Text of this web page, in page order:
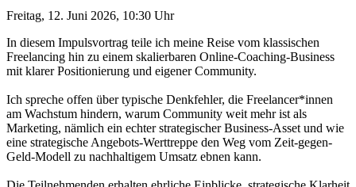
Freitag, 12. Juni 2026, 10:30 Uhr
In diesem Impulsvortrag teile ich meine Reise vom klassischen
Freelancing hin zu einem skalierbaren Online-Coaching-Business
mit klarer Positionierung und eigener Community.
Ich spreche offen über typische Denkfehler, die Freelancer*innen
am Wachstum hindern, warum Community weit mehr ist als
Marketing, nämlich ein echter strategischer Business-Asset und wie
eine strategische Angebots-Werttreppe den Weg vom Zeit-gegen-
Geld-Modell zu nachhaltigem Umsatz ebnen kann.